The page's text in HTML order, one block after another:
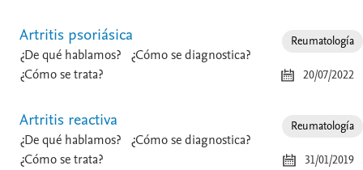
Reumatología
20/07/2022
Artritis psoriásica
¿De qué hablamos? ¿Cómo se diagnostica?
¿Cómo se trata?
Reumatología
31/01/2019
Artritis reactiva
¿De qué hablamos? ¿Cómo se diagnostica?
¿Cómo se trata?